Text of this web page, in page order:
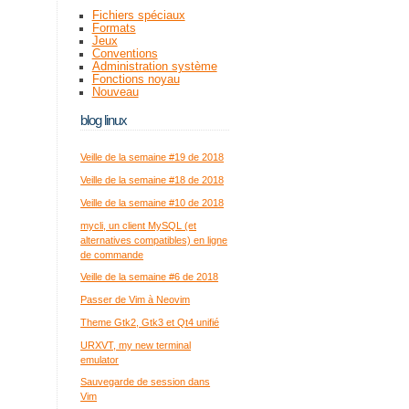
Fichiers spéciaux
Formats
Jeux
Conventions
Administration système
Fonctions noyau
Nouveau
blog linux
Veille de la semaine #19 de 2018
Veille de la semaine #18 de 2018
Veille de la semaine #10 de 2018
mycli, un client MySQL (et
alternatives compatibles) en ligne
de commande
Veille de la semaine #6 de 2018
Passer de Vim à Neovim
Theme Gtk2, Gtk3 et Qt4 unifié
URXVT, my new terminal
emulator
Sauvegarde de session dans
Vim